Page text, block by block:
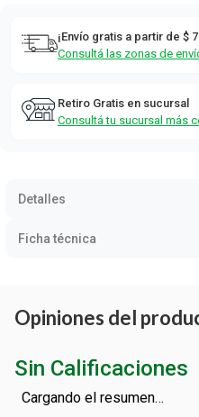
¡Envío gratis a partir de $
Consultá las zonas de
Retiro Gratis en sucursal
Consultá tu sucursal más
Detalles
Ficha técnica
Opiniones del
Sin Calificaciones
Cargando el resumen…